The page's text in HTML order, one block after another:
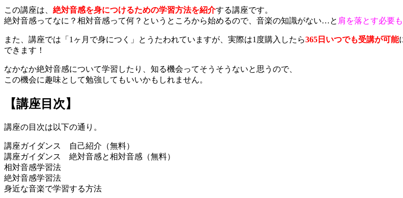
この講座は、 絶対音感を身につけるための学習方法を紹介する講座です。
絶対音感ってなに？相対音感って何？というところから始めるので、音楽の知識がない…と 肩を落とす必要
また、講座では「1ヶ月で身につく」とうたわれていますが、実際は1度購入したら365日いつでも受講が可能
できます！
なかなか絶対音感について学習したり、知る機会ってそうそうないと思うので、
この機会に趣味として勉強してもいいかもしれません。
【講座目次】
講座の目次は以下の通り。
講座ガイダンス 自己紹介（無料）
講座ガイダンス 絶対音感と相対音感（無料）
相対音感学習法
絶対音感学習法
身近な音楽で学習する方法